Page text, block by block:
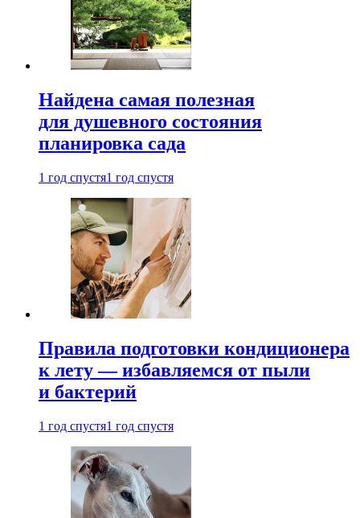
Найдена самая полезная
для душевного состояния
планировка сада
1 год спустя1 год спустя
Правила подготовки кондиционера
к лету — избавляемся от пыли
и бактерий
1 год спустя1 год спустя